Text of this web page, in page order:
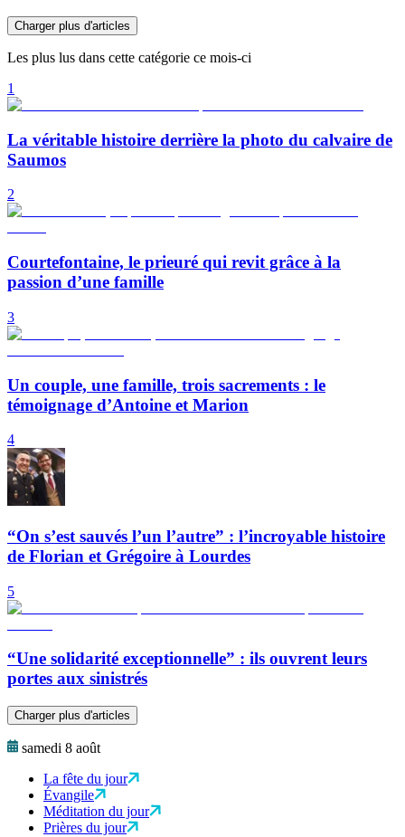
Charger plus d'articles
Les plus lus dans cette catégorie ce mois-ci
1
La véritable histoire derrière la photo du calvaire de
Saumos
2
Courtefontaine, le prieuré qui revit grâce à la
passion d’une famille
3
Un couple, une famille, trois sacrements : le
témoignage d’Antoine et Marion
4
“On s’est sauvés l’un l’autre” : l’incroyable histoire
de Florian et Grégoire à Lourdes
5
“Une solidarité exceptionnelle” : ils ouvrent leurs
portes aux sinistrés
Charger plus d'articles
samedi 8 août
La fête du jour
Évangile
Méditation du jour
Prières du jour